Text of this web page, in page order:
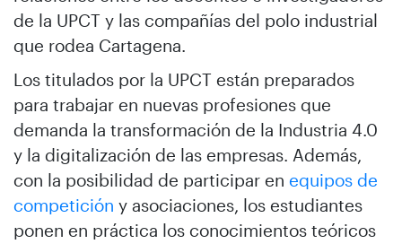
de la UPCT y las compañías del polo industrial
que rodea Cartagena.
Los titulados por la UPCT están preparados
para trabajar en nuevas profesiones que
demanda la transformación de la Industria 4.0
y la digitalización de las empresas. Además,
con la posibilidad de participar en equipos de
competición y asociaciones, los estudiantes
ponen en práctica los conocimientos teóricos